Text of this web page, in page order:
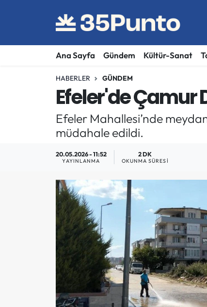
Ana Sayfa Gündem Kültür-Sanat
HABERLER GÜNDEM
Efeler'de Çamur
Efeler Mahallesi’nde
müdahale edildi.
20.05.2026 - 11:52
YAYINLANMA
2 DK
OKUNMA SÜRESI